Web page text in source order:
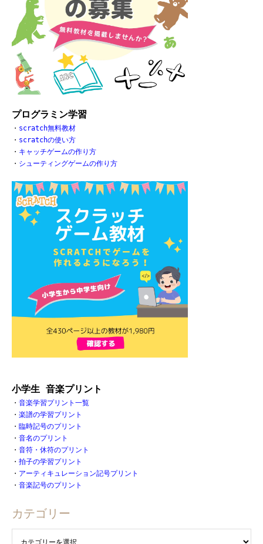
プログラミン学習
・ scratch無料教材
・ scratchの使い方
・ キャッチゲームの作り方
・ シューティングゲームの作り方
小学生 音楽プリント
・ 音楽学習プリント一覧
・ 楽譜の学習プリント
・ 臨時記号のプリント
・ 音名のプリント
・ 音符・休符のプリント
・ 拍子の学習プリント
・ アーティキュレーション記号プリント
・ 音楽記号のプリント
カテゴリー